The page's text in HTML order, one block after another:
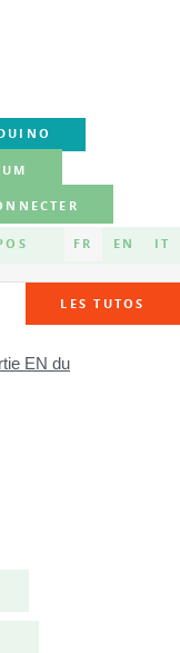
FR EN IT
LES TUTOS
EN du